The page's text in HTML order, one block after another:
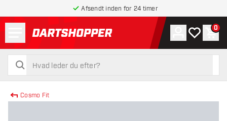
Afsendt inden for 24 timer
tilbage til forsiden
søg
søg
Konto
Min 0
Cosmo Fit